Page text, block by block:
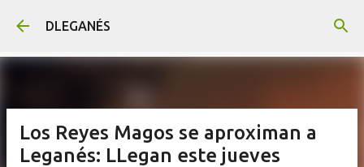
DLEGANÉS
Los Reyes Magos se aproximan a
Leganés: LLegan este jueves